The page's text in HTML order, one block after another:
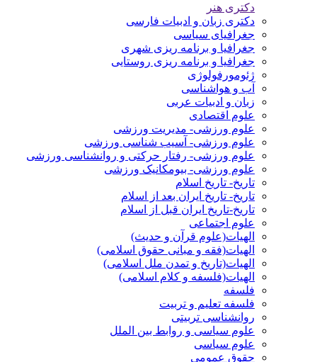
دکتری هنر
دکتری زبان و ادبیات فارسی
جغرافیای سیاسی
جغرافیا و برنامه ریزی شهری
جغرافیا و برنامه ریزی روستایی
ژئومورفولوژی
آب و هواشناسی
زبان و ادبیات عربی
علوم اقتصادی
علوم ورزشی- مدیریت ورزشی
علوم ورزشی- آسیب شناسی ورزشی
علوم ورزشی- رفتار حرکتی و روانشناسی ورزشی
علوم ورزشی- بیومکانیک ورزشی
تاریخ- تاریخ اسلام
تاریخ- تاریخ ایران بعد از اسلام
تاریخ-تاریخ ایران قبل از اسلام
علوم اجتماعی
الهیات(علوم قرآن و حدیث)
الهیات(فقه و مبانی حقوق اسلامی)
الهیات(تاریخ و تمدن ملل اسلامی)
الهیات(فلسفه و کلام اسلامی)
فلسفه
فلسفه تعلیم و تربیت
روانشناسی تربیتی
علوم سیاسی و روابط بین الملل
علوم سیاسی
حقوق عمومی